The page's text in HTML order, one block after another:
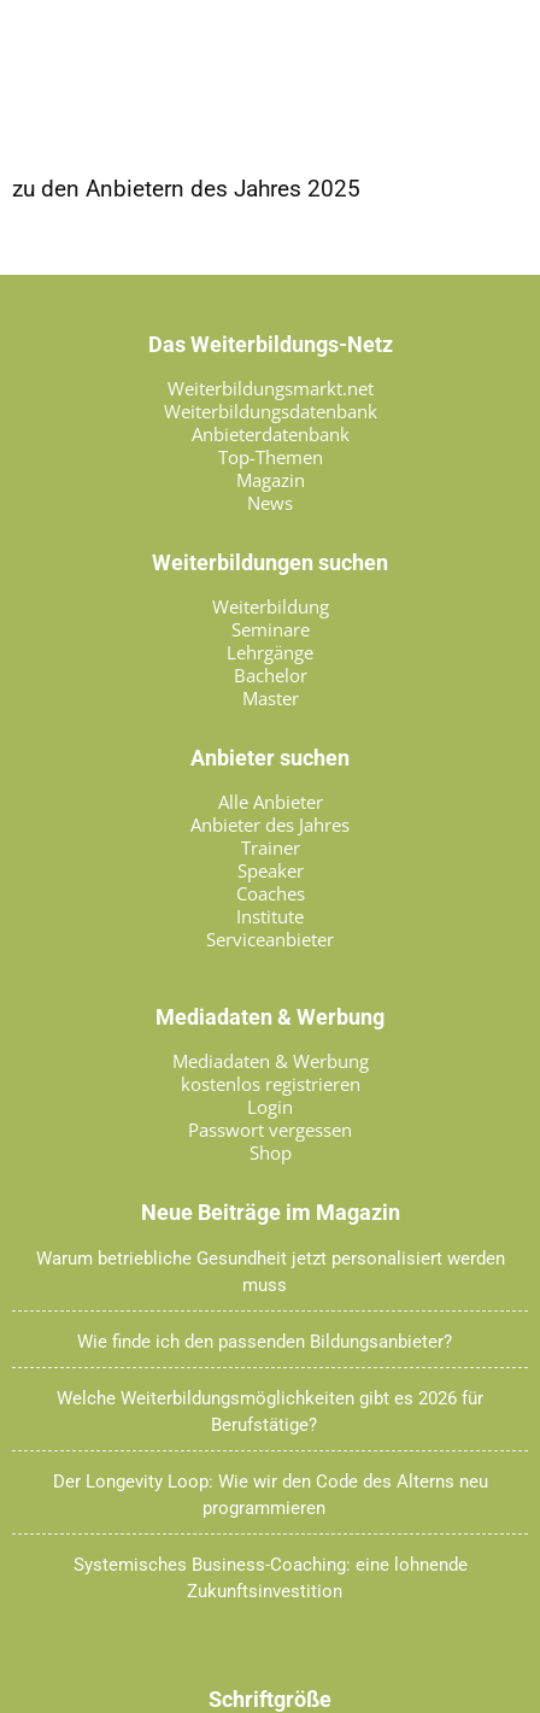
zu den Anbietern des Jahres 2025
Das Weiterbildungs-Netz
Weiterbildungsmarkt.net
Weiterbildungsdatenbank
Anbieterdatenbank
Top-Themen
Magazin
News
Weiterbildungen suchen
Weiterbildung
Seminare
Lehrgänge
Bachelor
Master
Anbieter suchen
Alle Anbieter
Anbieter des Jahres
Trainer
Speaker
Coaches
Institute
Serviceanbieter
Mediadaten & Werbung
Mediadaten & Werbung
kostenlos registrieren
Login
Passwort vergessen
Shop
Neue Beiträge im Magazin
Warum betriebliche Gesundheit jetzt personalisiert werden
muss
Wie finde ich den passenden Bildungsanbieter?
Welche Weiterbildungsmöglichkeiten gibt es 2026 für
Berufstätige?
Der Longevity Loop: Wie wir den Code des Alterns neu
programmieren
Systemisches Business-Coaching: eine lohnende
Zukunftsinvestition
Schriftgröße